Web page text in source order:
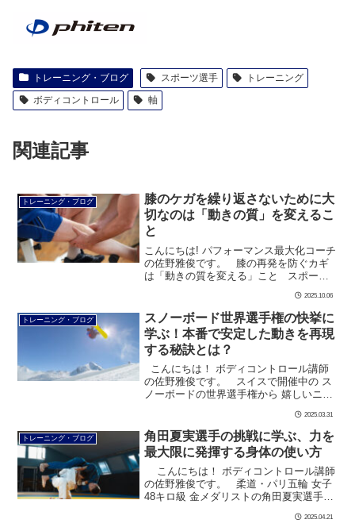
トレーニング・ブログ スポーツ選手
トレーニング
ボディコントロール
軸
関連記事
トレーニング・ブログ
膝のケガを繰り返さないために大
切なのは「動きの質」を変えるこ
と
こんにちは! パフォーマンス最大化コーチ
の佐野雅俊です。 膝の再発を防ぐカギ
は「動きの質を変える」こと スポーツ
2025.10.06
トレーニング・ブログ
スノーボード世界選手権の快挙に
学ぶ！本番で安定した動きを再現
する秘訣とは？
こんにちは！ ボディコントロール講師
の佐野雅俊です。 スイスで開催中の ス
ノーボードの世界選手権から 嬉しいニュ
2025.03.31
トレーニング・ブログ
角田夏実選手の挑戦に学ぶ、力を
最大限に発揮する身体の使い方
こんにちは！ ボディコントロール講師
の佐野雅俊です。 柔道・パリ五輪 女子
48キロ級 金メダリストの角田夏実選手
し、 惜しくも3回戦で敗退と […]
2025.04.21